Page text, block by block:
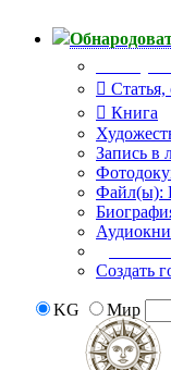
Статья,
Книга
Запись в
Файл(ы):
Создать
KG Мир